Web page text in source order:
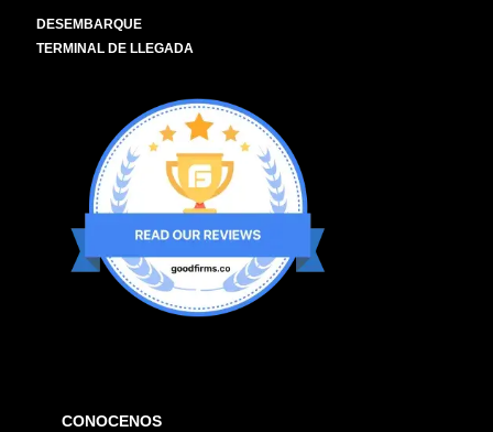
DESEMBARQUE
TERMINAL DE LLEGADA
CONOCENOS